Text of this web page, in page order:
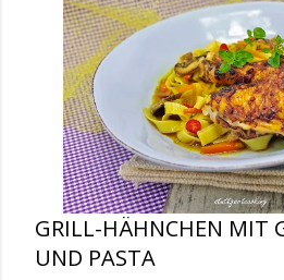
GRILL-HÄHNCHEN MIT
UND PASTA